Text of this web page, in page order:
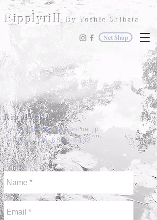
リプリーリル ジュエリー
Ripplyrill By Yoshie Shibata
Net Shop
Ripplyrill
Yoshierill@opal.ocn.ne.jp
Tel/Fax 06-6829-6432
Message